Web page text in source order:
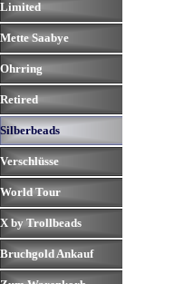
Limited
Mette Saabye
Ohrring
Retired
Silberbeads
Verschlüsse
World Tour
X by Trollbeads
Bruchgold Ankauf